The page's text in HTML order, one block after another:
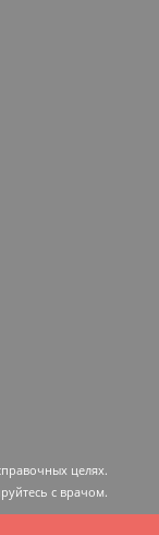
целях.
c врачом.